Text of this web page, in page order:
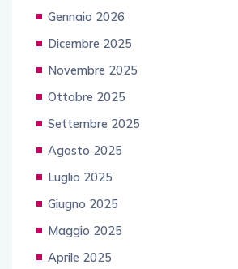
Gennaio 2026
Dicembre 2025
Novembre 2025
Ottobre 2025
Settembre 2025
Agosto 2025
Luglio 2025
Giugno 2025
Maggio 2025
Aprile 2025